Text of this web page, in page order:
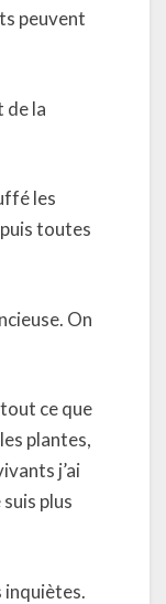
peuvent
de la
les
toutes
On
ce que
plantes,
j’ai
plus
inquiètes.